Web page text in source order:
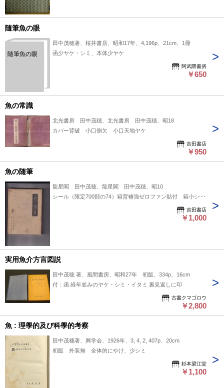
隨筆魚の眼
隨筆魚の眼
田中茂穂著、桜井書店、昭和17年、4,196p、21cm、1冊
函少ヤケ・シミ、本体少ヤケ
阿武隈書房
￥650
魚の常識
北光書房 田中茂穂、北光書房 田中茂穂、昭18
カバー背破 小口側欠 小口天地ヤケ
吉田書店
￥950
魚の随筆
龍星閣 田中茂穂、龍星閣 田中茂穂、昭10
シール（限定700部の74）箱背補強ゼロファン貼付 箱小シミ
吉田書店
￥1,000
実用魚介方言図説
田中茂穂 著、風間書房、昭和27年 初版、334p、16cm
付：函 経年並みのヤケ・シミ・イタミ 裏見返しに印
古書クマゴロウ
￥2,800
魚 : 理學的及び科學的考察
田中茂穗著、興学会、1926年、3, 4, 2, 407p、20cm
初版 外装無 全体的にやけ、少シミ
杉本梁江堂
￥1,100